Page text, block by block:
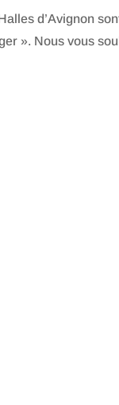
d’Avignon
». Nous vous